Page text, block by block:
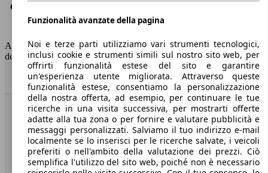
Consumo (combinato)*
Classe di emissione
Euro 6
AutoScout24 non si assume alcuna responsabilità per la correttezza
dei dati.
Torna su
Benvenuti su AutoScout24, il mercato auto europeo.
Società
Funzionalità avanzate della pagina
Noi e terze parti utilizziamo vari strumenti tecnologici,
inclusi cookie e strumenti simili sul nostro sito web, per
offrirti funzionalità estese del sito e garantire
un'esperienza utente migliorata. Attraverso queste
funzionalità estese, consentiamo la personalizzazione
della nostra offerta, ad esempio, per continuare le tue
ricerche in una visita successiva, per mostrarti offerte
adatte alla tua zona o per fornire e valutare pubblicità e
messaggi personalizzati. Salviamo il tuo indirizzo e-mail
localmente se lo inserisci per le ricerche salvate, i veicoli
preferiti o nell'ambito della valutazione dei prezzi. Ciò
semplifica l'utilizzo del sito web, poiché non è necessario